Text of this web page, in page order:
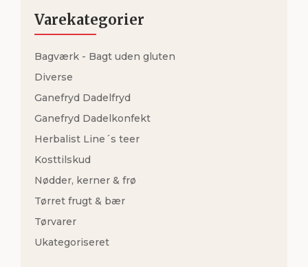
Varekategorier
Bagværk - Bagt uden gluten
Diverse
Ganefryd Dadelfryd
Ganefryd Dadelkonfekt
Herbalist Line´s teer
Kosttilskud
Nødder, kerner & frø
Tørret frugt & bær
Tørvarer
Ukategoriseret